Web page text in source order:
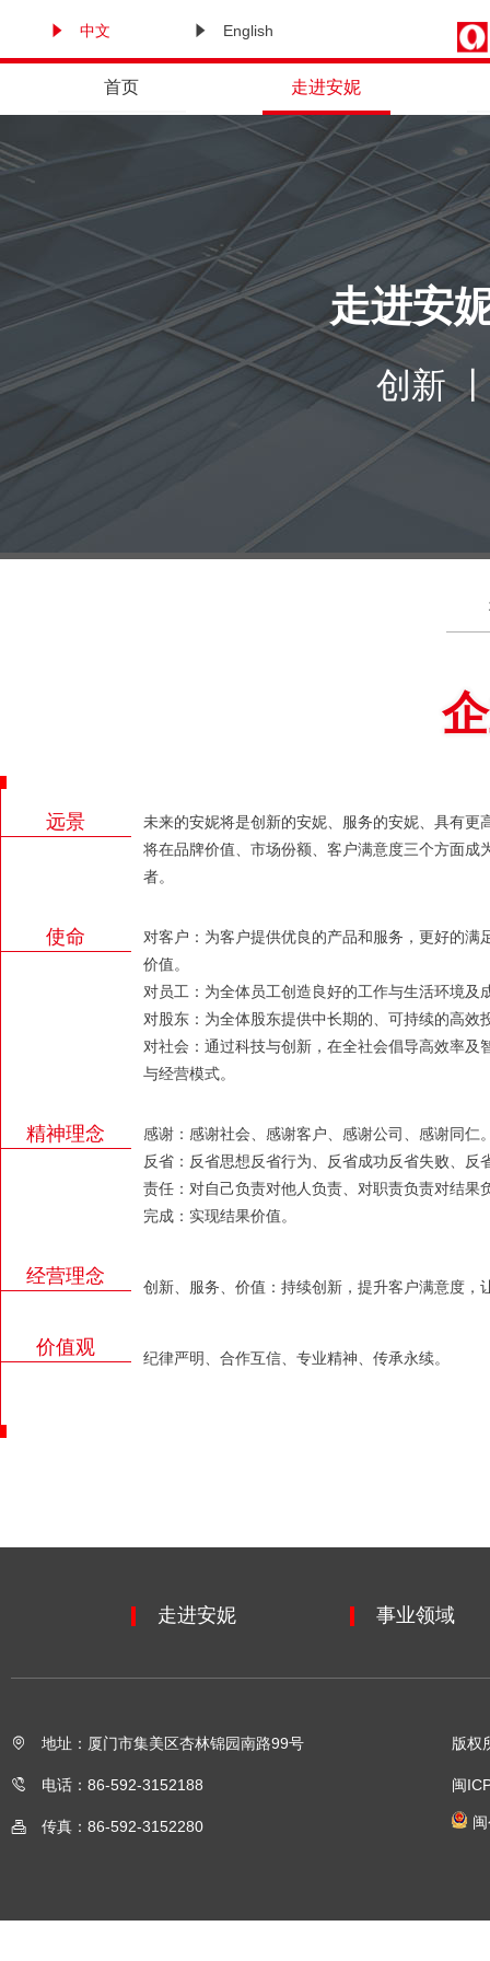
中文 English
首页 走进安妮
走进安
创新
远景
未来的安妮将是创新的安妮、服务的安妮、具有更
将在品牌价值、市场份额、客户满意度三个方面成
者。
使命
对客户：为客户提供优良的产品和服务，更好的满
价值。
对员工：为全体员工创造良好的工作与生活环境及
对股东：为全体股东提供中长期的、可持续的高效
对社会：通过科技与创新，在全社会倡导高效率及
与经营模式。
精神理念
感谢：感谢社会、感谢客户、感谢公司、感谢同仁
反省：反省思想反省行为、反省成功反省失败、反
责任：对自己负责对他人负责、对职责负责对结果
完成：实现结果价值。
经营理念 创新、服务、价值：持续创新，提升客户满意度，
价值观 纪律严明、合作互信、专业精神、传承永续。
走进安妮 事业领域
地址：厦门市集美区杏林锦园南路99号
电话：86-592-3152188
传真：86-592-3152280
版权
闽